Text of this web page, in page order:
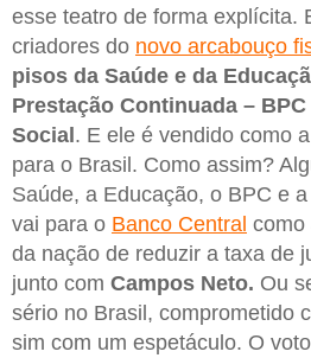
esse teatro de forma explícita.
criadores do novo arcabouço
pisos da Saúde e da
Prestação Continuada – BPC
Social. E ele é vendido como
para o Brasil. Como assim?
Saúde, a Educação, o BPC e
vai para o Banco Central como
da nação de reduzir a taxa de
junto com Campos Neto. Ou
sério no Brasil, comprometido
sim com um espetáculo. O